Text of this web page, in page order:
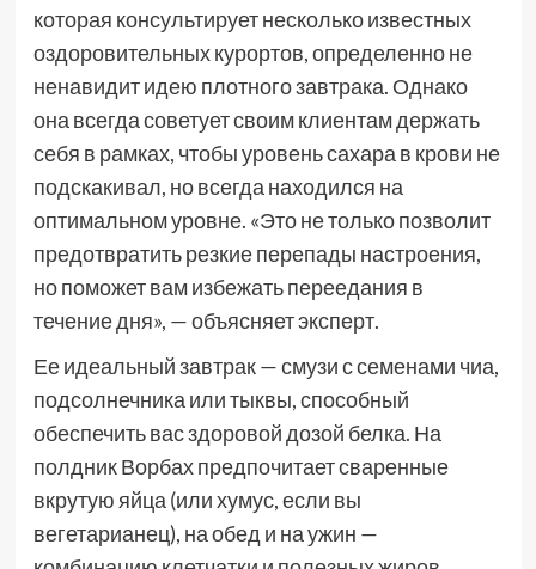
которая консультирует несколько известных
оздоровительных курортов, определенно не
ненавидит идею плотного завтрака. Однако
она всегда советует своим клиентам держать
себя в рамках, чтобы уровень сахара в крови не
подскакивал, но всегда находился на
оптимальном уровне. «Это не только позволит
предотвратить резкие перепады настроения,
но поможет вам избежать переедания в
течение дня», — объясняет эксперт.
Ее идеальный завтрак — смузи с семенами чиа,
подсолнечника или тыквы, способный
обеспечить вас здоровой дозой белка. На
полдник Ворбах предпочитает сваренные
вкрутую яйца (или хумус, если вы
вегетарианец), на обед и на ужин —